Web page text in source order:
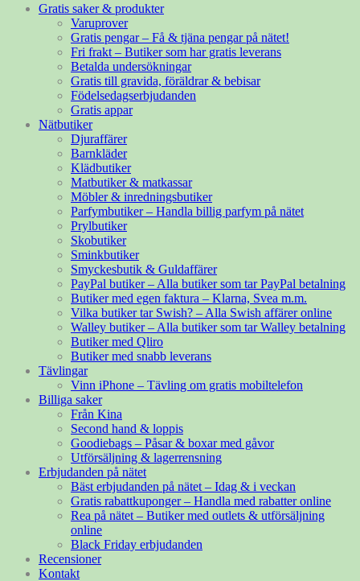
Gratis saker & produkter
Varuprover
Gratis pengar – Få & tjäna pengar på nätet!
Fri frakt – Butiker som har gratis leverans
Betalda undersökningar
Gratis till gravida, föräldrar & bebisar
Födelsedagserbjudanden
Gratis appar
Nätbutiker
Djuraffärer
Barnkläder
Klädbutiker
Matbutiker & matkassar
Möbler & inredningsbutiker
Parfymbutiker – Handla billig parfym på nätet
Prylbutiker
Skobutiker
Sminkbutiker
Smyckesbutik & Guldaffärer
PayPal butiker – Alla butiker som tar PayPal betalning
Butiker med egen faktura – Klarna, Svea m.m.
Vilka butiker tar Swish? – Alla Swish affärer online
Walley butiker – Alla butiker som tar Walley betalning
Butiker med Qliro
Butiker med snabb leverans
Tävlingar
Vinn iPhone – Tävling om gratis mobiltelefon
Billiga saker
Från Kina
Second hand & loppis
Goodiebags – Påsar & boxar med gåvor
Utförsäljning & lagerrensning
Erbjudanden på nätet
Bäst erbjudanden på nätet – Idag & i veckan
Gratis rabattkuponger – Handla med rabatter online
Rea på nätet – Butiker med outlets & utförsäljning
online
Black Friday erbjudanden
Recensioner
Kontakt